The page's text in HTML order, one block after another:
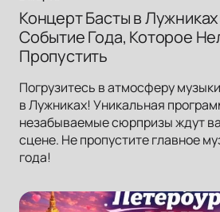
Концерт Басты в
Событие Года, Которое
Пропустить
Погрузитесь в атмосферу
в Лужниках! Уникальная
незабываемые сюрпризы ждут
сцене. Не пропустите главное
года!